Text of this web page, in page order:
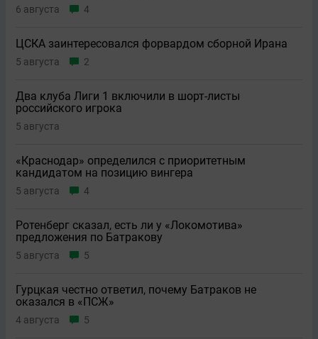
6 августа 4
ЦСКА заинтересовался форвардом сборной Ирана
5 августа 2
Два клуба Лиги 1 включили в шорт-листы
российского игрока
5 августа
«Краснодар» определился с приоритетным
кандидатом на позицию вингера
5 августа 4
Ротенберг сказал, есть ли у «Локомотива»
предложения по Батракову
5 августа 5
Гурцкая честно ответил, почему Батраков не
оказался в «ПСЖ»
4 августа 5